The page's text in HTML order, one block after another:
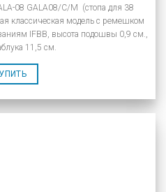
08 GALA08/C/M (стопа для 38
классическая модель с ремешком
IFBB, высота подошвы 0,9 см.,
11,5 см.